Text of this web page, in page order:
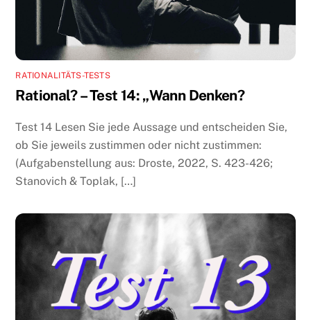
RATIONALITÄTS-TESTS
Rational? – Test 14: „Wann Denken?
Test 14 Lesen Sie jede Aussage und entscheiden Sie,
ob Sie jeweils zustimmen oder nicht zustimmen:
(Aufgabenstellung aus: Droste, 2022, S. 423-426;
Stanovich & Toplak, […]